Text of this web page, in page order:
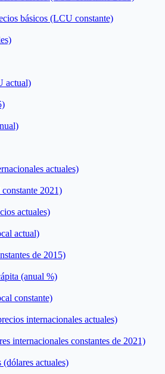
básicos (LCU constante)
actual)
actuales)
2021)
actuales)
actual)
de 2015)
(anual %)
constante)
internacionales actuales)
internacionales constantes de 2021)
actuales)